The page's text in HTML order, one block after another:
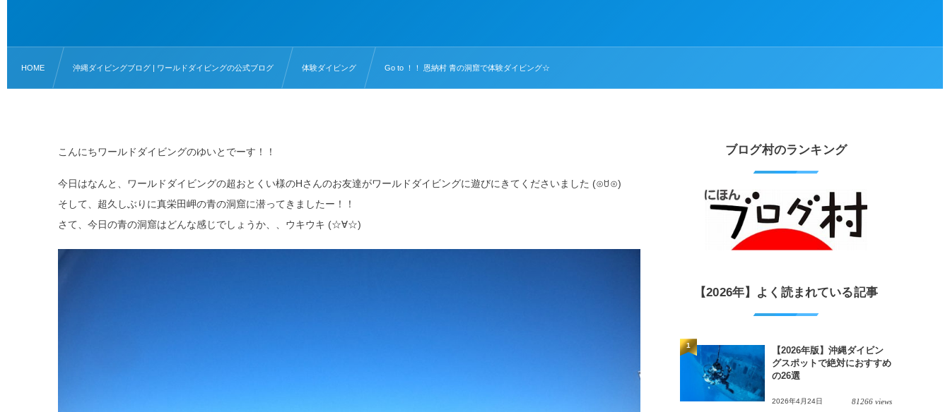
HOME 沖縄ダイビングブログ | ワールドダイビングの公式ブログ 体験ダイビング Go to ！！ 恩納村 青の洞窟で体験ダイビング☆
こんにちワールドダイビングのゆいとでーす！！
今日はなんと、ワールドダイビングの超おとくい様のHさんのお友達がワールドダイビングに遊びにきてくださいました (⊙ꇴ⊙)
そして、超久しぶりに真栄田岬の青の洞窟に潜ってきましたー！！
さて、今日の青の洞窟はどんな感じでしょうか、、ウキウキ (☆∀☆)
ブログ村のランキング
【2026年】よく読まれている記事
【2026年版】沖縄ダイビン
グスポットで絶対におすすめ
の26選
2026年4月24日 81266 views
1